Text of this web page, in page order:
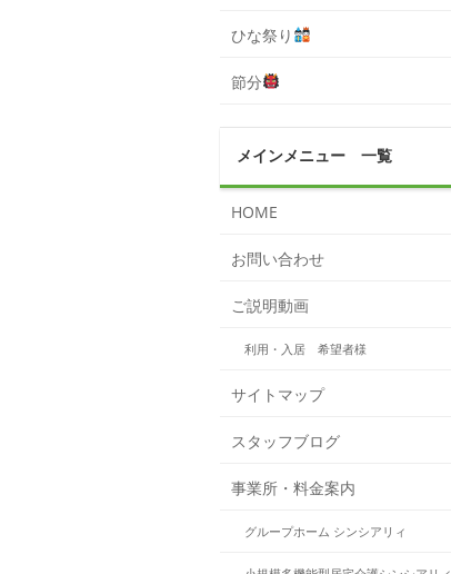
ひな祭り
節分
メインメニュー 一覧
HOME
お問い合わせ
ご説明動画
利用・入居 希望者様
サイトマップ
スタッフブログ
事業所・料金案内
グループホーム シンシアリィ